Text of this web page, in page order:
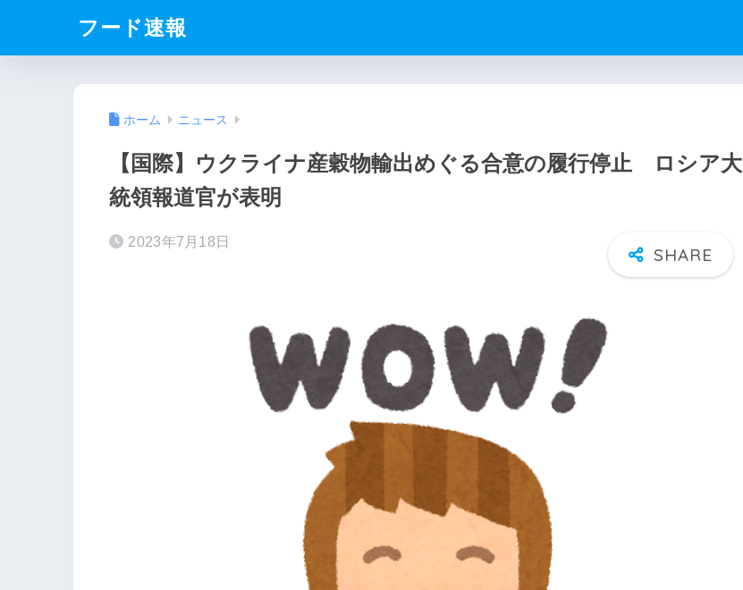
フード速報
ホーム ニュース
【国際】ウクライナ産穀物輸出めぐる合意の履行停止 ロシア大
統領報道官が表明
2023年7月18日